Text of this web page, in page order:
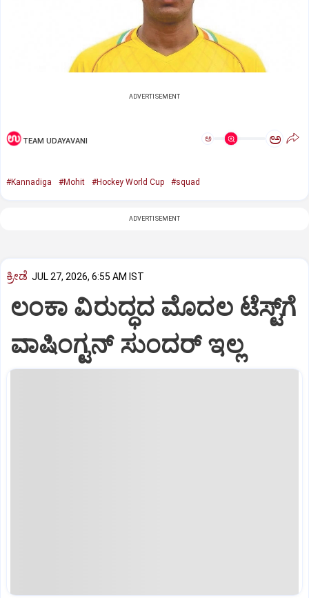
ADVERTISEMENT
TEAM UDAYAVANI ಅ ಅ
#Kannadiga #Mohit #Hockey World Cup #squad
ADVERTISEMENT
ಕ್ರೀಡೆ JUL 27, 2026, 6:55 AM IST
ಲಂಕಾ ವಿರುದ್ಧದ ಮೊದಲ ಟೆಸ್ಟ್‌ಗೆ
ವಾಷಿಂಗ್ಟನ್‌ ಸುಂದರ್‌ ಇಲ್ಲ